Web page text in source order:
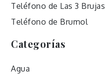
Teléfono de Las 3 Brujas
Teléfono de Brumol
Categorías
Agua